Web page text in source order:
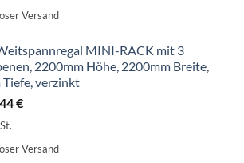
707,14 €
Versand
MINI-RACK mit 3
2200mm Höhe, 2200mm Breite,
verzinkt
€
Versand